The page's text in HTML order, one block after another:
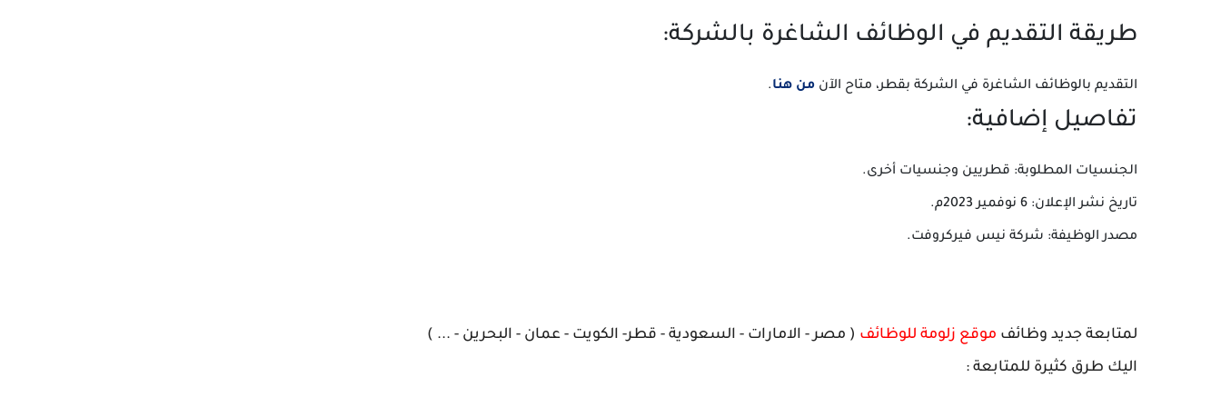
طريقة التقديم في الوظائف الشاغرة بالشركة:
التقديم بالوظائف الشاغرة في الشركة بقطر، متاح الآن من هنا.
تفاصيل إضافية:
الجنسيات المطلوبة: قطريين وجنسيات أخرى.
تاريخ نشر الإعلان: 6 نوفمير 2023م.
مصدر الوظيفة: شركة نيس فيركروفت.
لمتابعة جديد وظائف موقع زلومة للوظائف ( مصر - الامارات - السعودية - قطر- الكويت - عمان - البحرين - ... )
اليك طرق كثيرة للمتابعة :